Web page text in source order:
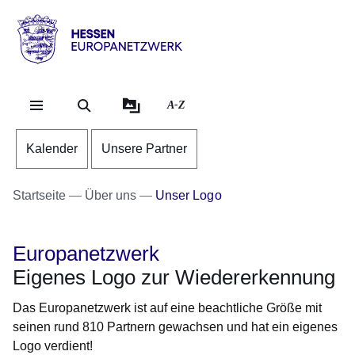
Hessen
Europanetzwerk
A-Z
Kalender Unsere Partner
Startseite Über uns Unser Logo
Europanetzwerk
Eigenes Logo zur Wiedererkennung
Das Europanetzwerk ist auf eine beachtliche Größe mit
seinen rund 810 Partnern gewachsen und hat ein eigenes
Logo verdient!